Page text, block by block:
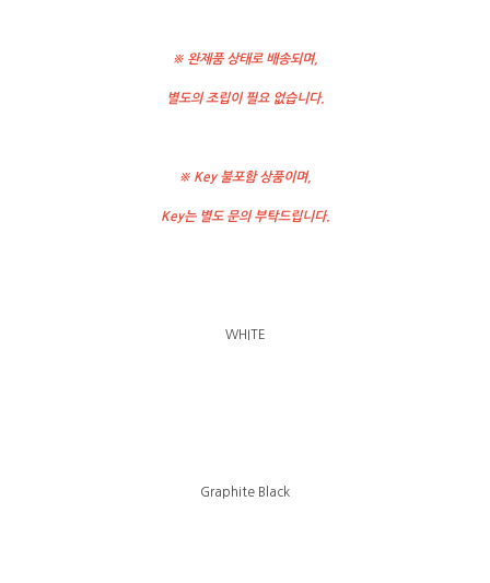
※ 완제품 상태로 배송되며,
별도의 조립이 필요 없습니다.
※ Key 불포함 상품이며,
Key는 별도 문의 부탁드립니다.
WHITE
Graphite Black